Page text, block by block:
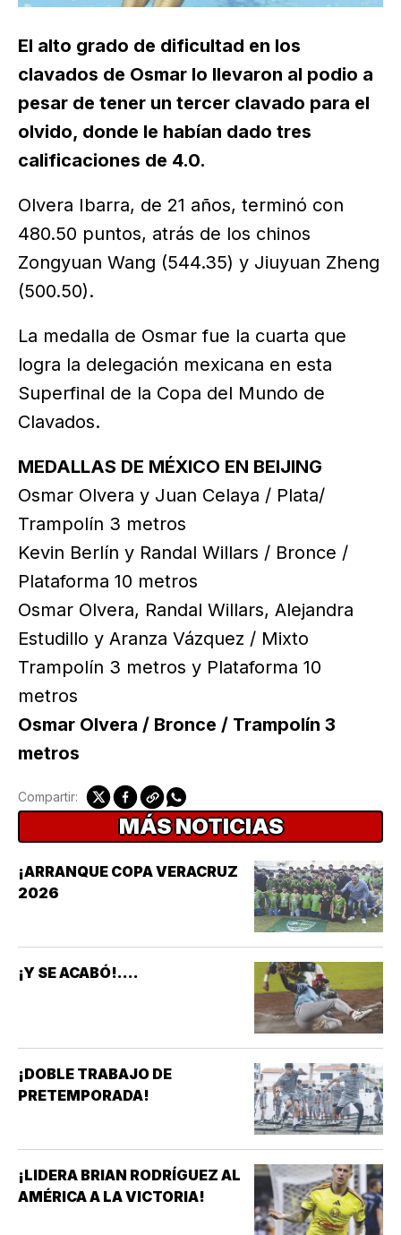
El alto grado de dificultad en los
clavados de Osmar lo llevaron al podio a
pesar de tener un tercer clavado para el
olvido, donde le habían dado tres
calificaciones de 4.0.
Olvera Ibarra, de 21 años, terminó con
480.50 puntos, atrás de los chinos
Zongyuan Wang (544.35) y Jiuyuan Zheng
(500.50).
La medalla de Osmar fue la cuarta que
logra la delegación mexicana en esta
Superfinal de la Copa del Mundo de
Clavados.
MEDALLAS DE MÉXICO EN BEIJING
Osmar Olvera y Juan Celaya / Plata/
Trampolín 3 metros
Kevin Berlín y Randal Willars / Bronce /
Plataforma 10 metros
Osmar Olvera, Randal Willars, Alejandra
Estudillo y Aranza Vázquez / Mixto
Trampolín 3 metros y Plataforma 10
metros
Osmar Olvera / Bronce / Trampolín 3
metros
Compartir:
MÁS NOTICIAS
¡ARRANQUE COPA VERACRUZ
2026
¡Y SE ACABÓ!....
¡DOBLE TRABAJO DE
PRETEMPORADA!
¡LIDERA BRIAN RODRÍGUEZ AL
AMÉRICA A LA VICTORIA!